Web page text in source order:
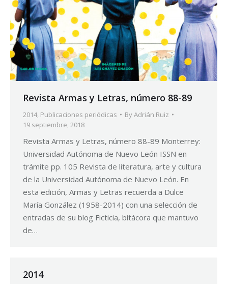
Revista Armas y Letras, número 88-89
2014, Publicaciones periódicas ByAdrián Ruiz
19 septiembre, 2018
Revista Armas y Letras, número 88-89 Monterrey:
Universidad Autónoma de Nuevo León ISSN en
trámite pp. 105 Revista de literatura, arte y cultura
de la Universidad Autónoma de Nuevo León. En
esta edición, Armas y Letras recuerda a Dulce
María González (1958-2014) con una selección de
entradas de su blog Ficticia, bitácora que mantuvo
de…
2014